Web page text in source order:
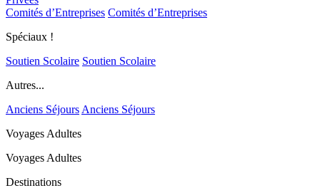
Comités d’Entreprises Comités d’Entreprises
Spéciaux !
Soutien Scolaire Soutien Scolaire
Autres...
Anciens SéjoursAnciens Séjours
Voyages Adultes
Voyages Adultes
Destinations